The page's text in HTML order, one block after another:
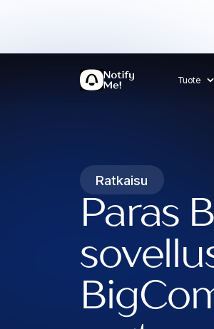
Tuote
Ratkaisu
Paras